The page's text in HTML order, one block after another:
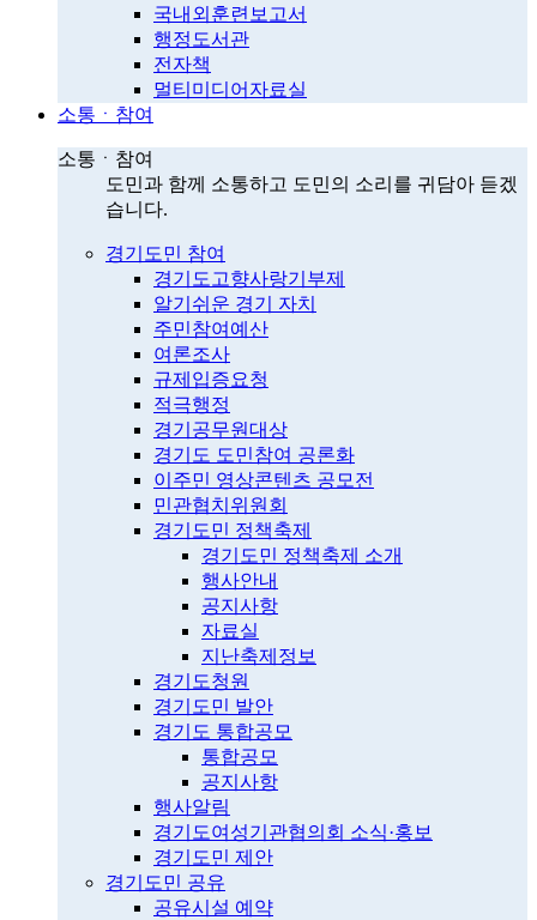
국내외훈련보고서
행정도서관
전자책
멀티미디어자료실
소통ㆍ참여
소통ㆍ참여
도민과 함께 소통하고 도민의 소리를 귀담아 듣겠
습니다.
경기도민 참여
경기도고향사랑기부제
알기쉬운 경기 자치
주민참여예산
여론조사
규제입증요청
적극행정
경기공무원대상
경기도 도민참여 공론화
이주민 영상콘텐츠 공모전
민관협치위원회
경기도민 정책축제
경기도민 정책축제 소개
행사안내
공지사항
자료실
지난축제정보
경기도청원
경기도민 발안
경기도 통합공모
통합공모
공지사항
행사알림
경기도여성기관협의회 소식·홍보
경기도민 제안
경기도민 공유
공유시설 예약